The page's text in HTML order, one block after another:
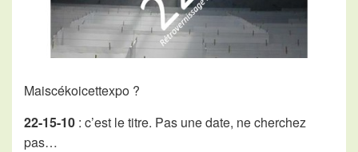
Maiscékoicettexpo ?
22-15-10 : c’est le titre. Pas une date, ne cherchez
pas…